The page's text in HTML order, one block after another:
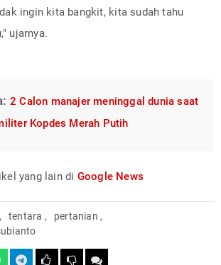
ingin kita bangkit, kita sudah tahu
ujarnya.
2 Calon manajer meninggal dunia saat
Kopdes Merah Putih
yang lain di Google News
, tentara , pertanian ,